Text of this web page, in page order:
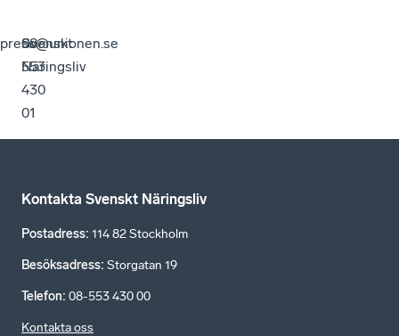
press@unionen.se
Svenskt
Näringsliv
08-
553
430
01
Kontakta Svenskt Näringsliv
Postadress: 114 82 Stockholm
Besöksadress: Storgatan 19
Telefon: 08-553 430 00
Kontakta oss